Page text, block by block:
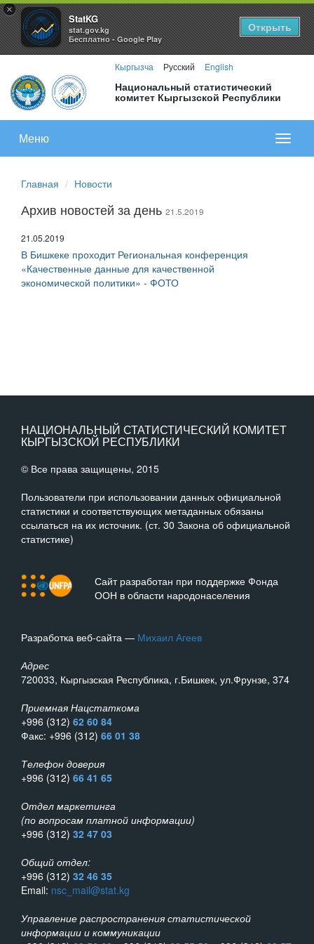
×
StatKG
stat.gov.kg
Бесплатно - Google Play
Открыть
Кыргызча Русский English
Национальный статистический
комитет Кыргызской Республики
меню
Меню
Главная Новости
Архив новостей за день 21.5.2019
21.05.2019
В Бишкеке проходит Региональная конференция
«Качественные данные для качественной
экономической политики» - ФОТО
НАЦИОНАЛЬНЫЙ СТАТИСТИЧЕСКИЙ КОМИТЕТ
КЫРГЫЗСКОЙ РЕСПУБЛИКИ
© Все права защищены, 2015
Пользователи при использовании данных официальной
статистики и соответствующих метаданных обязаны
ссылаться на их источник. (ст. 30 Закона об официальной
статистике)
Сайт разработан при поддержке Фонда
ООН в области народонаселения
Разработка веб-сайта — Михаил Агеев
Адрес
720033, Кыргызская Республика, г.Бишкек, ул.Фрунзе, 374
Приемная Нацстаткома
+996 (312) 62 60 84
Факс: +996 (312) 66 01 38
Телефон доверия
+996 (312) 66 41 65
Отдел маркетинга
(по вопросам платной информации)
+996 (312) 32 47 03
Общий отдел:
+996 (312) 32 46 35
Email: nsc_mail@stat.kg
Управление распространения статистической
информации и коммуникации